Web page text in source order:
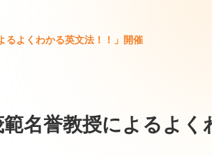
るよくわかる英文法！！」開催
名誉教授によるよく